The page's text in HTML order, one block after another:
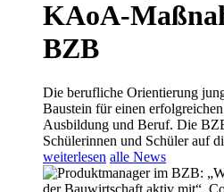
KAoA-
BZB
Die berufliche Orientierung
Baustein für einen
Ausbildung und Beruf. Die
Schülerinnen und Schüler auf
weiterlesen alle News